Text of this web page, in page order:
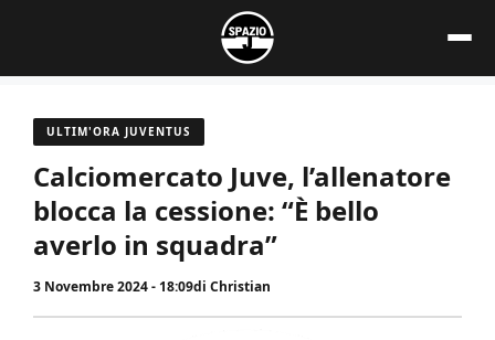
contenuto
ULTIM'ORA JUVENTUS
Calciomercato Juve, l’allenatore
blocca la cessione: “È bello
averlo in squadra”
3 Novembre 2024 - 18:09di Christian